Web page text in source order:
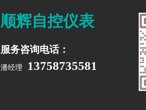
顺辉自控仪表
服务咨询电话：
潘经理 13758735581